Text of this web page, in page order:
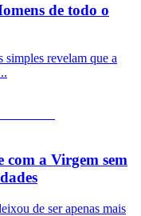
de todo o
simples revelam que a
a Virgem sem
de ser apenas mais